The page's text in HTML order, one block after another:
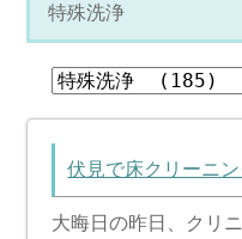
特殊洗浄
伏見で床クリーニ
大晦日の昨日、クリ